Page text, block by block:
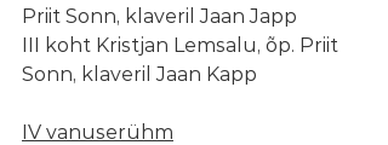
Priit Sonn, klaveril Jaan Japp
III koht Kristjan Lemsalu, õp. Priit
Sonn, klaveril Jaan Kapp
IV vanuserühm